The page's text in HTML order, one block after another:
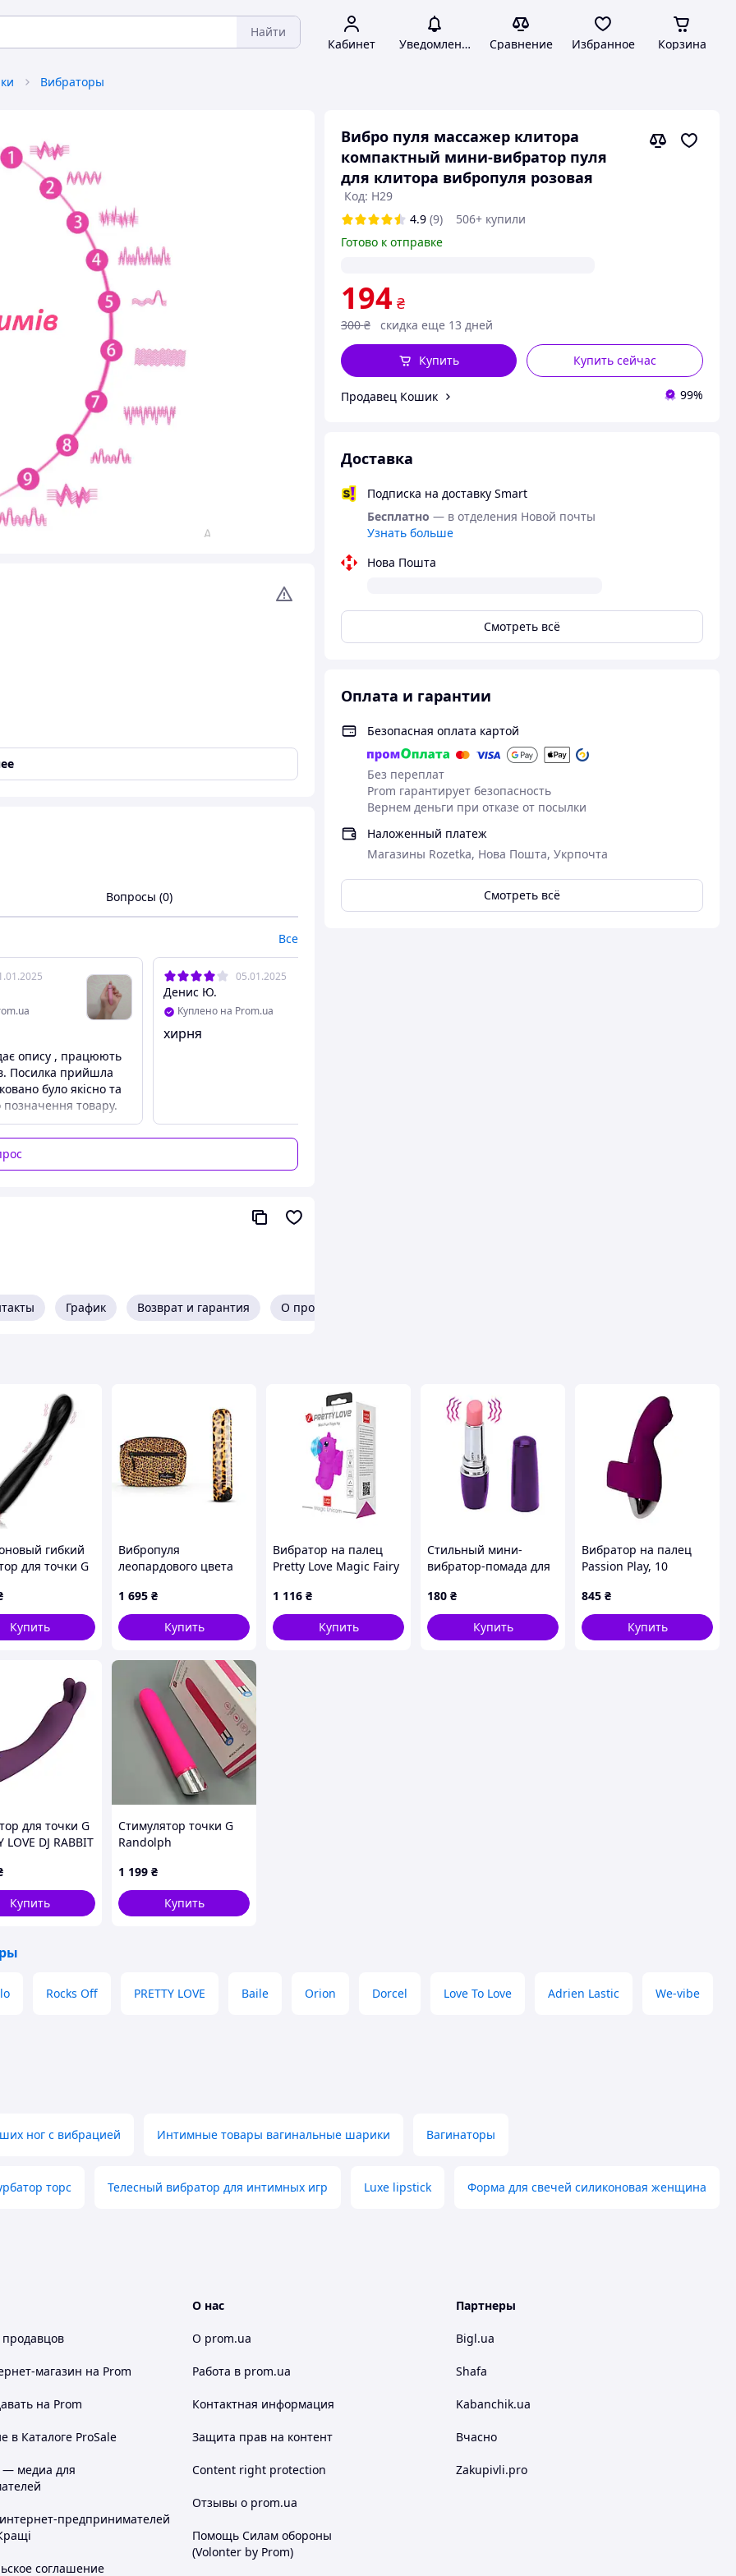
Найти
Кабинет Уведомления Сравнение Избранное Корзина
Вибраторы
Вибро пуля массажер клитора
компактный мини-вибратор пуля
для клитора вибропуля розовая
Код: H29
4.9 (9)
506+ купили
Готово к отправке
194 ₴
300 ₴ скидка еще 13 дней
Купить сейчас
Купить
Продавец Кошик 99%
Доставка
Подписка на доставку Smart
Бесплатно — в отделения Новой почты
Узнать больше
Нова Пошта
Смотреть всё
Оплата и гарантии
Безопасная оплата картой
Без переплат
Prom гарантирует безопасность
Вернем деньги при отказе от посылки
Наложенный платеж
Магазины Rozetka, Нова Пошта, Укрпочта
Смотреть всё
пуля для клитора вибропуля розовая
настроить стимуляцию под
входит)
коробки, чтобы обеспечить Вашу
доставку, которая не вызовет у Вас
Вопросы (0)
Все
опису , працюють
Посилка прийшла
було якісно та
позначення товару.
05.01.2025
Денис Ю.
Куплено на Prom.ua
хирня
График Возврат и гарантия О продавце
гибкий
для точки G
Купить
Вибропуля
леопардового цвета
vibrator Talla
1 695 ₴
Купить
Вибратор на палец
Pretty Love Magic Fairy
1 116 ₴
Купить
Стильный мини-
вибратор-помада для
стимуляции, Sexshop
TFA
180 ₴
Купить
Вибратор на палец
Passion Play, 10
фиолетовый
845 ₴
Купить
для точки G
LOVE DJ RABBIT
13.9 х 2.7
Купить
Стимулятор точки G
Randolph
1 199 ₴
Купить
Rocks Off PRETTY LOVE Baile Orion Dorcel Love To Love Adrien Lastic We-vibe
ног с вибрацией Интимные товары вагинальные шарики Вагинаторы
торс Телесный вибратор для интимных игр Luxe lipstick Форма для свечей силиконовая женщина
магазин на Prom
на Prom
в Каталоге ProSale
— медиа для
предпринимателей
соглашение
О нас
О prom.ua
Работа в prom.ua
Контактная информация
Защита прав на контент
Content right protection
Отзывы о prom.ua
Помощь Силам обороны
(Volonter by Prom)
Партнеры
Bigl.ua
Shafa
Kabanchik.ua
Вчасно
Zakupivli.pro